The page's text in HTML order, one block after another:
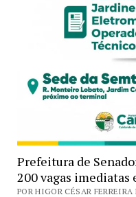
Prefeitura de
200 vagas imediatas
POR HIGOR CÉSAR